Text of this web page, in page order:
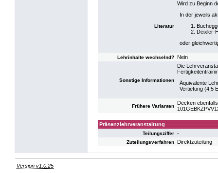
Literatur
Wird zu Beginn
In der jeweils
Deixler-
oder
Lehrinhalte wechselnd? Nein
Sonstige Informationen
Die
Äquivalente
Vertiefung (4,5
Frühere Varianten
Decken
Präsenzlehrveranstaltung
Teilungsziffer -
Zuteilungsverfahren Direktzuteilung
Version v1.0.25